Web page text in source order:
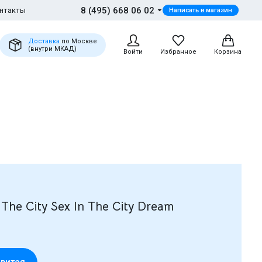
8 (495) 668 06 02 Написать в магазин
Доставка по Москве
(внутри МКАД)
Войти Избранное Корзина
City Sex In The City Dream